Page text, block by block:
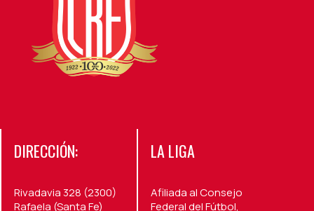
DIRECCIÓN:
Rivadavia 328 (2300)
Rafaela (Santa Fe)
LA LIGA
Afiliada al Consejo
Federal del Fútbol,